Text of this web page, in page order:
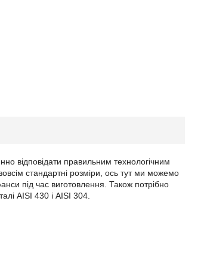
відповідати правильним технологічним
стандартні розміри, ось тут ми можемо
під час виготовлення. Також потрібно
AISI 430 і AISI 304.